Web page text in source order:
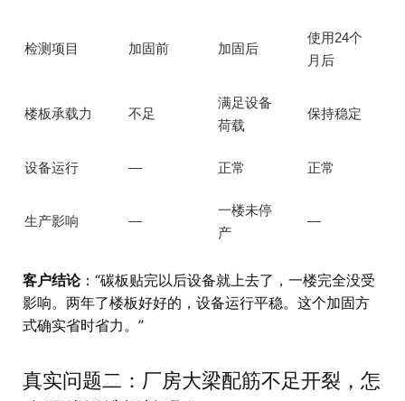
检测项目 加固前 加固后
使用24个
月后
楼板承载力 不足
满足设备
荷载
保持稳定
设备运行 — 正常 正常
生产影响 —
一楼未停
产
—
客户结论：“碳板贴完以后设备就上去了，一楼完全没受
影响。两年了楼板好好的，设备运行平稳。这个加固方
式确实省时省力。”
真实问题二：厂房大梁配筋不足开裂，怎